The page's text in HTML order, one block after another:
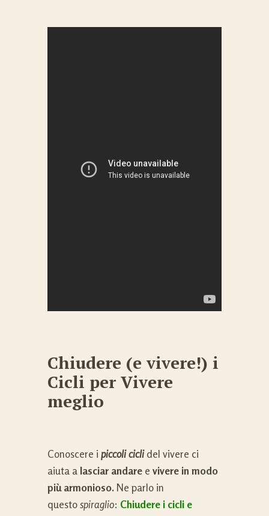
Chiudere (e vivere!) i
Cicli per Vivere
meglio
Conoscere i piccoli cicli del vivere ci
aiuta a lasciar andare e vivere in modo
più armonioso.Ne parlo in
questospiraglio: Chiudere i cicli e